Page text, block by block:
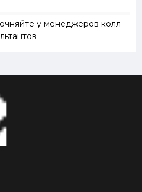
у менеджеров колл-